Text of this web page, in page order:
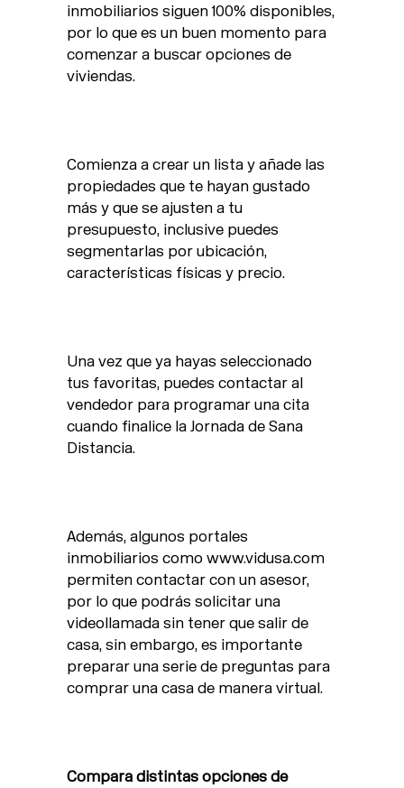
inmobiliarios siguen 100% disponibles,
por lo que es un buen momento para
comenzar a buscar opciones de
viviendas.
Comienza a crear un lista y añade las
propiedades que te hayan gustado
más y que se ajusten a tu
presupuesto, inclusive puedes
segmentarlas por ubicación,
características físicas y precio.
Una vez que ya hayas seleccionado
tus favoritas, puedes contactar al
vendedor para programar una cita
cuando finalice la Jornada de Sana
Distancia.
Además, algunos portales
inmobiliarios como www.vidusa.com
permiten contactar con un asesor,
por lo que podrás solicitar una
videollamada sin tener que salir de
casa, sin embargo, es importante
preparar una serie de preguntas para
comprar una casa de manera virtual.
Compara distintas opciones de